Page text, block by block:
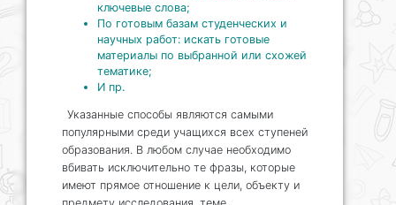
ключевые слова;
По готовым базам студенческих и
научных работ: искать готовые
материалы по выбранной или схожей
тематике;
И пр.
Указанные способы являются самыми
популярными среди учащихся всех ступеней
образования. В любом случае необходимо
вбивать исключительно те фразы, которые
имеют прямое отношение к цели, объекту и